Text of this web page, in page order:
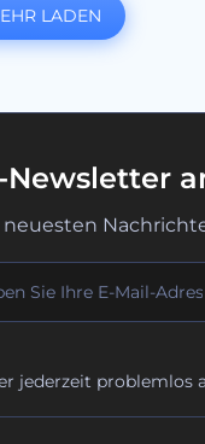
LADEN
Newsletter
neuesten
jederzeit problemlos